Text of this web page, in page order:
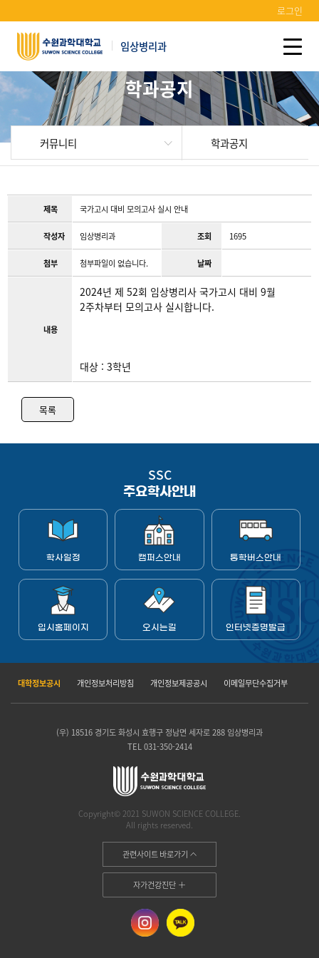
로그인
임상병리과
학과공지
커뮤니티 학과공지
제목 국가고시 대비 모의고사 실시 안내
작성자 임상병리과 조회 1695
첨부 첨부파일이 없습니다. 날짜
내용
2024년 제 52회 임상병리사 국가고시 대비 9월
2주차부터 모의고사 실시합니다.
대상 : 3학년
목록
SSC
주요학사안내
학사일정 캠퍼스안내 통학버스안내
입시홈페이지 오시는길 인터넷증명발급
대학정보공시 개인정보처리방침 개인정보제공공시 이메일무단수집거부
(우) 18516 경기도 화성시 효행구 정남면 세자로 288 임상병리과
TEL 031-350-2414
Copyright© 2021 SUWON SCIENCE COLLEGE.
All rights reserved.
관련사이트 바로가기
자가건강진단